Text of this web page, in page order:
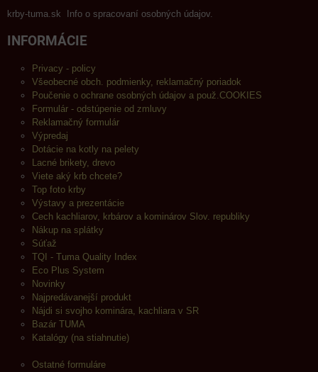
krby-tuma.sk Info o spracovaní osobných údajov.
INFORMÁCIE
Privacy - policy
Všeobecné obch. podmienky, reklamačný poriadok
Poučenie o ochrane osobných údajov a použ.COOKIES
Formulár - odstúpenie od zmluvy
Reklamačný formulár
Výpredaj
Dotácie na kotly na pelety
Lacné brikety, drevo
Viete aký krb chcete?
Top foto krby
Výstavy a prezentácie
Cech kachliarov, krbárov a kominárov Slov. republiky
Nákup na splátky
Súťaž
TQI - Tuma Quality Index
Eco Plus System
Novinky
Najpredávanejší produkt
Nájdi si svojho kominára, kachliara v SR
Bazár TUMA
Katalógy (na stiahnutie)
Ostatné formuláre